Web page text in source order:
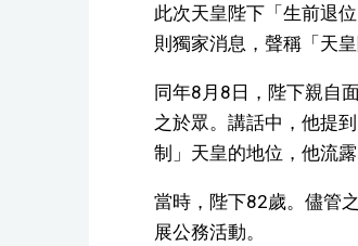
此次天皇陛下「生前退
則獨家消息，聲稱「天
同年8月8日，陛下親自
之於眾。講話中，他提
制」天皇的地位，他流
當時，陛下82歲。儘管
展公務活動。